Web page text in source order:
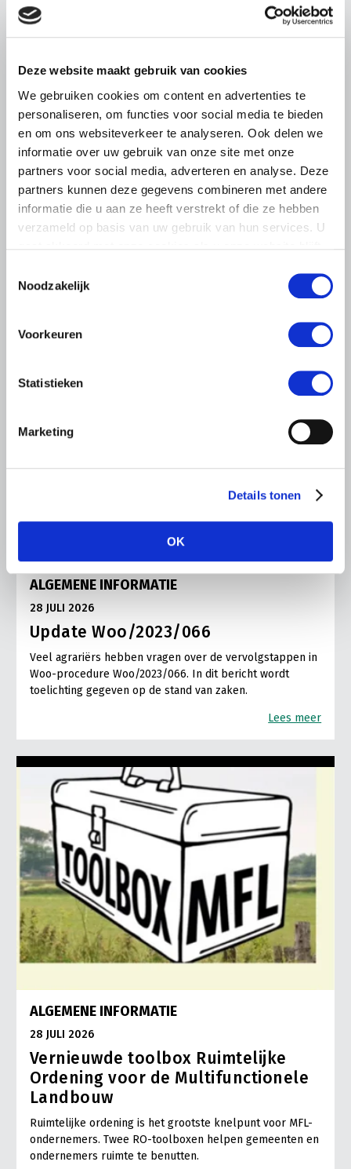
Deze website maakt gebruik van cookies
We gebruiken cookies om content en advertenties te
personaliseren, om functies voor social media te bieden
en om ons websiteverkeer te analyseren. Ook delen we
informatie over uw gebruik van onze site met onze
partners voor social media, adverteren en analyse. Deze
partners kunnen deze gegevens combineren met andere
informatie die u aan ze heeft verstrekt of die ze hebben
verzameld op basis van uw gebruik van hun services. U
Noodzakelijk
Voorkeuren
Statistieken
Marketing
Details tonen
OK
ALGEMENE INFORMATIE
Warmere zomers, meer aandacht
voor hittestress bij paarden
Warme zomerdagen vragen steeds meer aandacht van
Lees meer
ALGEMENE INFORMATIE
28 JULI 2026
Update Woo/2023/066
Veel agrariërs hebben vragen over de vervolgstappen in
Woo-procedure Woo/2023/066. In dit bericht wordt
toelichting gegeven op de stand van zaken.
Lees meer
ALGEMENE INFORMATIE
28 JULI 2026
Vernieuwde toolbox Ruimtelijke
Ordening voor de Multifunctionele
Landbouw
Ruimtelijke ordening is het grootste knelpunt voor MFL-
ondernemers. Twee RO-toolboxen helpen gemeenten en
ondernemers ruimte te benutten.